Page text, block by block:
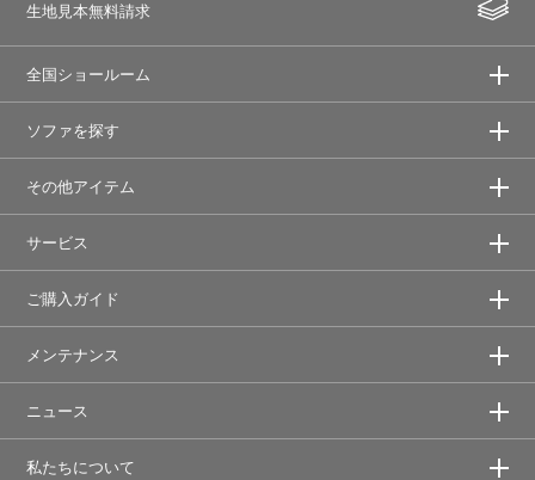
生地見本無料請求
全国ショールーム
ソファを探す
その他アイテム
サービス
ご購入ガイド
メンテナンス
ニュース
私たちについて